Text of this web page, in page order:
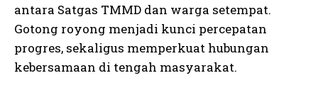
antara Satgas TMMD dan warga setempat.
Gotong royong menjadi kunci percepatan
progres, sekaligus memperkuat hubungan
kebersamaan di tengah masyarakat.